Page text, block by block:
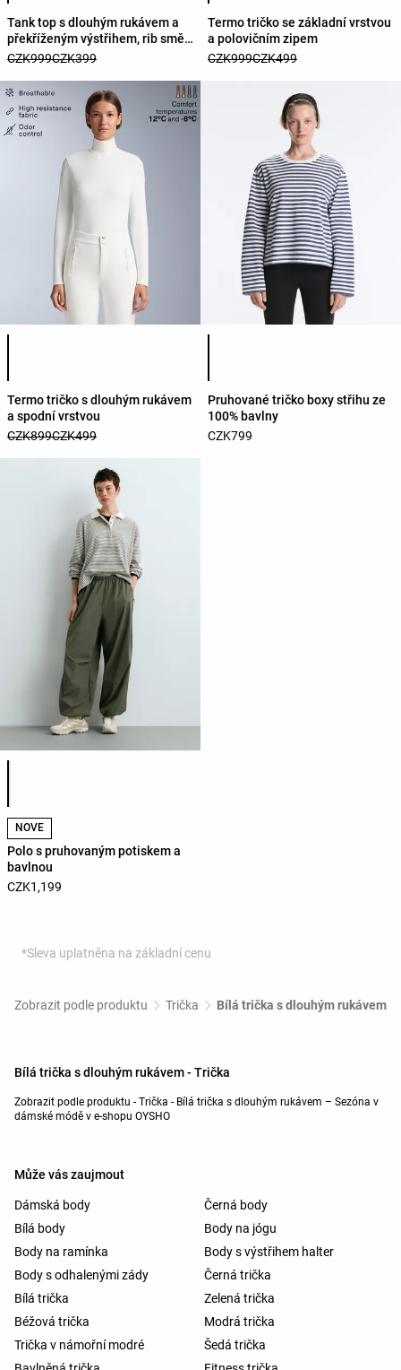
Tank top s dlouhým rukávem a
překříženým výstřihem, rib směs
modal
CZK999CZK399
Termo tričko se základní vrstvou
a polovičním zipem
CZK999CZK499
Seznam barev produktu
Termo tričko s dlouhým rukávem
a spodní vrstvou
CZK899CZK499
Seznam barev produktu
Pruhované tričko boxy střihu ze
100% bavlny
CZK799
Seznam barev produktu
NOVÉ
Polo s pruhovaným potiskem a
bavlnou
CZK1,199
*Sleva uplatněna na základní cenu
Zobrazit podle produktu Trička Bílá trička s dlouhým rukávem
Bílá trička s dlouhým rukávem - Trička
Zobrazit podle produktu - Trička - Bílá trička s dlouhým rukávem – Sezóna v
dámské módě v e-shopu OYSHO
Může vás zaujmout
Dámská body
Černá body
Bílá body
Body na jógu
Body na ramínka
Body s výstřihem halter
Body s odhalenými zády
Černá trička
Bílá trička
Zelená trička
Béžová trička
Modrá trička
Trička v námořní modré
Šedá trička